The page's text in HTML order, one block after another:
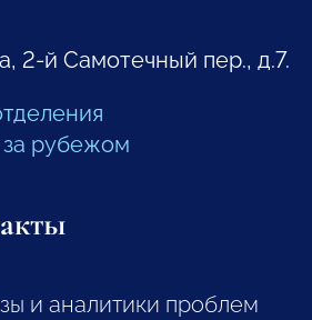
2-й Самотечный пер., д.7.
рубежом
и аналитики проблем